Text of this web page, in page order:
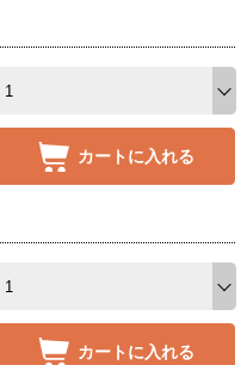
カートに入れる
カートに入れる